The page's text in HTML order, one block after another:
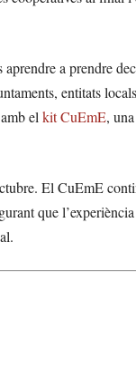
a prendre
entitats
elkit CuEmE,
El CuEmE
que